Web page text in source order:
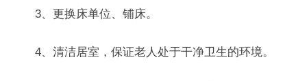
3、更换床单位、铺床。
4、清洁居室，保证老人处于干净卫生的环境。